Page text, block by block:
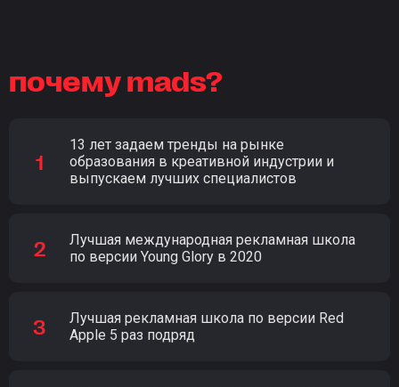
почему mads?
13 лет задаем тренды на рынке
образования в креативной индустрии и
выпускаем лучших специалистов
Лучшая международная рекламная школа
по версии Young Glory в 2020
Лучшая рекламная школа по версии Red
Apple 5 раз подряд